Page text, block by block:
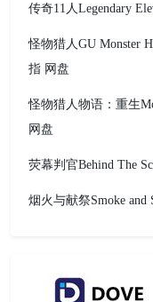
传奇11人Legendary
怪物猎人GU Monster
指 网盘
怪物猎人物语：重生
网盘
荧幕判官Behind The
烟火与献祭Smoke and